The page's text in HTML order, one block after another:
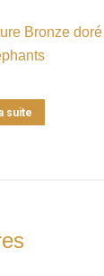
Bronze
suite